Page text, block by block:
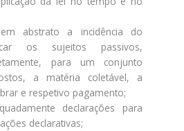
abstrato a incidência do
os sujeitos passivos,
para um conjunto
a matéria coletável, a
e respetivo pagamento;
declarações para
declarativas;